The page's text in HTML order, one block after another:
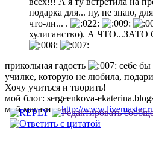
подарка для... ну, не знаю,
что-ли... .
хулиганство). А
прикольная гадость
себе бы
училке, которую не любила,
Хочу учиться и творить!
мой блог: sergeenkova-
мой магазин:http://